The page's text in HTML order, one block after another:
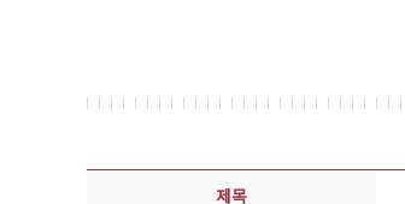
보도자료 상세보기 - 제목, 담당부서, 담당자, 담당연락처, 내용, 첨부파일 정보 제공
제목